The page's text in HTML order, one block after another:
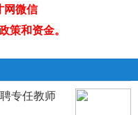
网微信
策和资金。
专任教师